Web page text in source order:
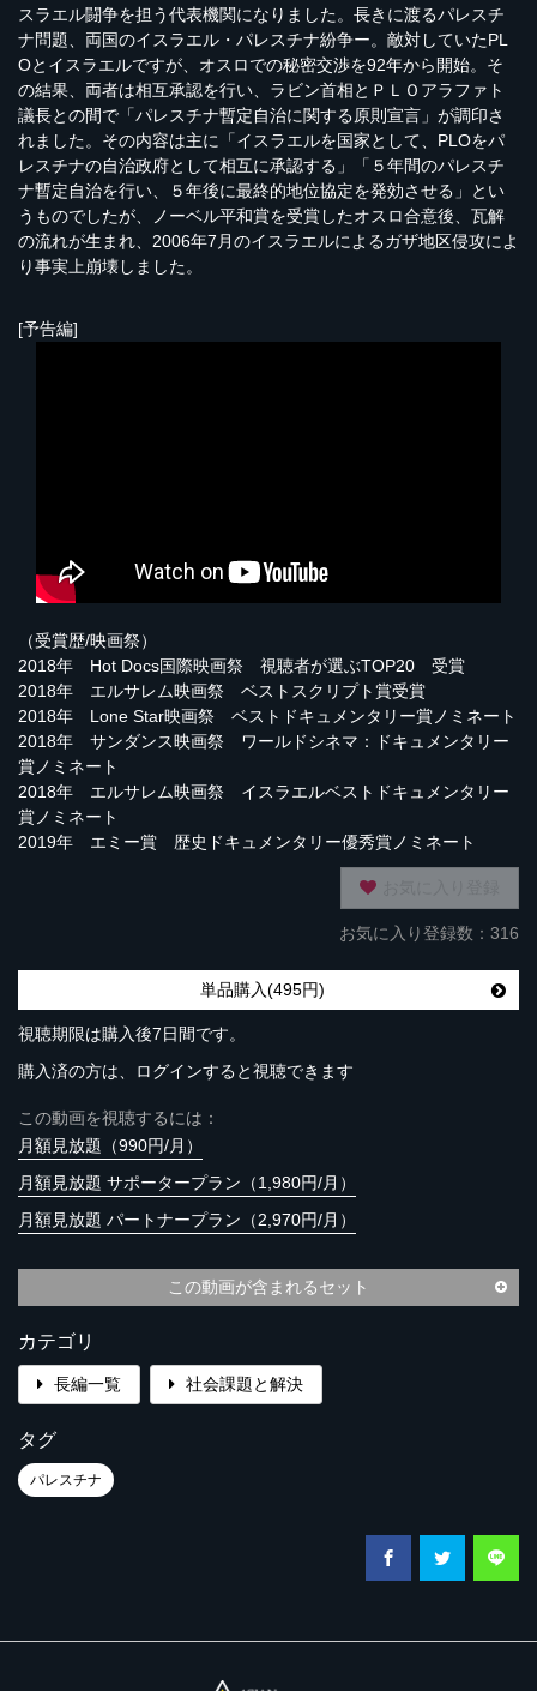
スラエル闘争を担う代表機関になりました。長きに渡るパレスチ
ナ問題、両国のイスラエル・パレスチナ紛争ー。敵対していたPL
Oとイスラエルですが、オスロでの秘密交渉を92年から開始。そ
の結果、両者は相互承認を行い、ラビン首相とＰＬＯアラファト
議長との間で「パレスチナ暫定自治に関する原則宣言」が調印さ
れました。その内容は主に「イスラエルを国家として、PLOをパ
レスチナの自治政府として相互に承認する」「５年間のパレスチ
ナ暫定自治を行い、５年後に最終的地位協定を発効させる」とい
うものでしたが、ノーベル平和賞を受賞したオスロ合意後、瓦解
の流れが生まれ、2006年7月のイスラエルによるガザ地区侵攻によ
り事実上崩壊しました。
[予告編]
（受賞歴/映画祭）
2018年 Hot Docs国際映画祭 視聴者が選ぶTOP20 受賞
2018年 エルサレム映画祭 ベストスクリプト賞受賞
2018年 Lone Star映画祭 ベストドキュメンタリー賞ノミネート
2018年 サンダンス映画祭 ワールドシネマ：ドキュメンタリー
賞ノミネート
2018年 エルサレム映画祭 イスラエルベストドキュメンタリー
賞ノミネート
2019年 エミー賞 歴史ドキュメンタリー優秀賞ノミネート
お気に入り登録数：316
単品購入(495円)
視聴期限は購入後7日間です。
購入済の方は、ログインすると視聴できます
この動画を視聴するには：
月額見放題（990円/月）
月額見放題 サポータープラン（1,980円/月）
月額見放題 パートナープラン（2,970円/月）
この動画が含まれるセット
カテゴリ
長編一覧 社会課題と解決
タグ
パレスチナ